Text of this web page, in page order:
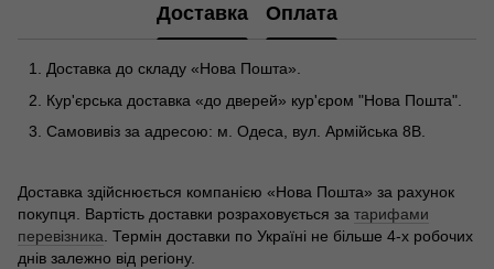
Доставка Оплата
Доставка до складу «Нова Пошта».
Кур'єрська доставка «до дверей» кур'єром "Нова Пошта".
Самовивіз за адресою: м. Одеса, вул. Армійська 8В.
Доставка здійснюється компанією «Нова Пошта» за рахунок
покупця. Вартість доставки розраховується за тарифами
перевізника. Термін доставки по Україні не більше 4-х робочих
днів залежно від регіону.